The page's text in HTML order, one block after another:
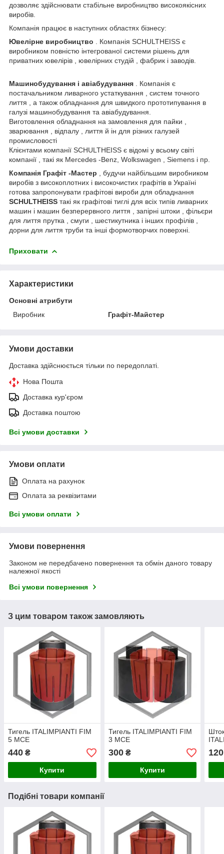
дозволяє здійснювати стабільне виробництво високоякісних
виробів.
Компанія працює в наступних областях бізнесу:
Ювелірне виробництво . Компанія SCHULTHEISS є
виробником повністю інтегрованої системи рішень для
приватних ювелірів , ювелірних студій , фабрик і заводів.
Машинобудування і авіабудування . Компанія є
постачальником ливарного устаткування , систем точного
лиття , а також обладнання для швидкого прототипування в
галузі машинобудування та авіабудування.
Виготовлення обладнання на замовлення для пайки ,
зварювання , відпалу , лиття й ін для різних галузей
промисловості
Клієнтами компанії SCHULTHEISS є відомі у всьому світі
компанії , такі як Mercedes -Benz, Wolkswagen , Siemens і пр.
Компанія Графіт -Мастер
, будучи найбільшим виробником
виробів з високоплотних і високочистих графітів в Україні
готова запропонувати графітові вироби для обладнання
SCHULTHEISS такі як графітові тиглі для всіх типів ливарних
машин і машин безперервного лиття , запірні штоки , фільєри
для лиття прутка , смуги , шестикутника і інших профілів ,
дорни для лиття труби та інші формотворчих поверхні.
Приховати
Характеристики
Основні атрибути
Виробник
Графіт-Майстер
Умови доставки
Доставка здійснюється тільки по передоплаті.
Нова Пошта
Доставка кур'єром
Доставка поштою
Всі умови доставки
Умови оплати
Оплата на рахунок
Оплата за реквізитами
Всі умови оплати
Умови повернення
Законом не передбачено повернення та обмін даного товару
належної якості
Всі умови повернення
З цим товаром також замовляють
Тигель ITALIMPIANTI FIM
5 MCE
440 ₴
Купити
Тигель ITALIMPIANTI FIM
3 MCE
300₴
Купити
120
Подібні товари компанії